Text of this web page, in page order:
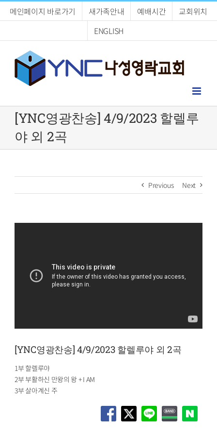
메인페이지 바로가기 새가족안내 예배시간
교회위치
ENGLISH
[YNC영광찬송] 4/9/2023 할렐루
야 외 2곡
Previous Next
[YNC영광찬송] 4/9/2023 할렐루야 외 2곡
1부 할렐루야
2부 부활하신 만왕의 왕 + I AM
3부 살아계신 주